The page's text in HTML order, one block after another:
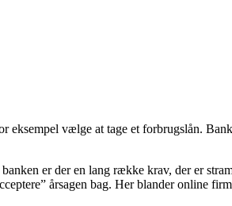
vælge at tage et forbrugslån.
er der en lang række krav, der er
årsagen bag. Her blander online